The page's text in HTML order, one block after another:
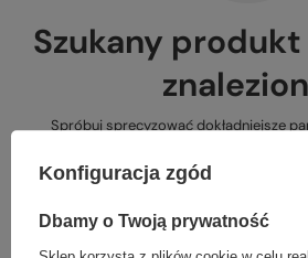
Szukany produkt
Spróbuj sprecyzować dokładniejsze
Konfiguracja zgód
Dbamy o Twoją prywatność